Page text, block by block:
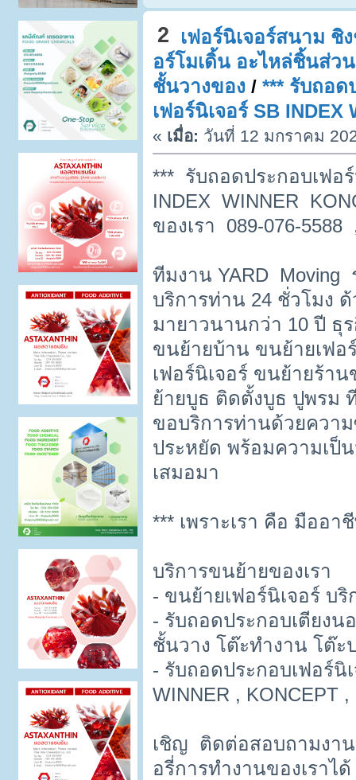
2
เฟอร์นิเจอร์สนาม ชิ
อร์โมเดิ้น อะไหล่ชิ้นส่ว
ชั้นวางของ /*** รับถอด
เฟอร์นิเจอร์ SB INDEX
« เมื่อ: วันที่ 12 มกราคม
*** รับถอดประกอบเฟอ
INDEX WINNER
ของเรา 089-076-5588
ทีมงาน YARD Moving
บริการท่าน 24 ชั่วโมง
มายาวนานกว่า 10 ปี ธุ
ขนย้ายบ้าน ขนย้ายเฟอ
เฟอร์นิเจอร์ ขนย้ายร้า
ย้ายบูธ ติดตั้งบูธ ปูพรม
ขอบริการท่านด้วยควา
ประหยัด พร้อมความเป็
เสมอมา
*** เพราะเรา คือ มืออา
บริการขนย้ายของเรา
- ขนย้ายเฟอร์นิเจอร์ บ
- รับถอดประกอบเตียงน
ชั้นวาง โต๊ะทำงาน โต๊
- รับถอดประกอบเฟอร์นิ
WINNER , KONCEPT
เชิญ ติดต่อสอบถามงาน
อรี่การทำงานของเราได้